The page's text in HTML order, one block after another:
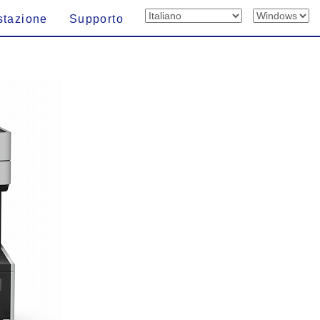
Supporto